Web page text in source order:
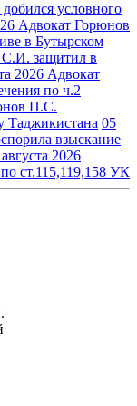
условного
Адвокат Горюнов
в Бутырском
защитил в
2026 Адвокат
по ч.2
П.С.
Таджикистана 05
взыскание
2026
ст.115,119,158 УК